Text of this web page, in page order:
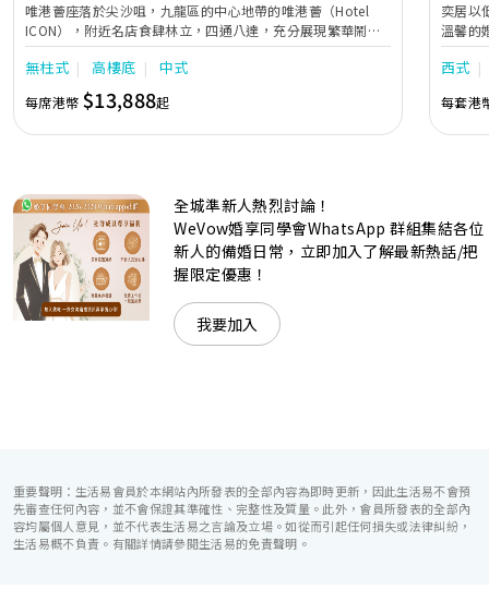
唯港薈座落於尖沙咀，九龍區的中心地帶的唯港薈（Hotel
ICON），附近名店食肆林立，四通八達，充分展現繁華鬧巿
中的活力個性，成為一眾準新人舉辦婚宴的熱門之選。專業團
隊由策劃統籌至所有婚宴每個細節，唯港薈都力臻完美，保證
讓您留下獨特的醉人回憶。 擁有時尚高樓頂的Silverbox宴會
廳，配置了全套先進的視聽影音及燈光設備配套，並採用極富
現代時尚感的水晶玻璃燈，演繹出與別不同的經典神韻。不論
準新人的個性及預算﹔保證為您打造夢寐以求的特別日子，令
賓客永誌難忘！
無柱式 高樓底 中式
每席港幣 $13,888起
奕居以
溫馨的
團隊會
西式
每套港
全城準新人熱烈討論！
WeVow婚享同學會WhatsApp 群組集結各位
新人的備婚日常，立即加入了解最新熱話/把
握限定優惠！
我要加入
重要聲明：生活易會員於本網站內所發表的全部內容為即時更新，因此生活易不會預
先審查任何內容，並不會保證其準確性、完整性及質量。此外，會員所發表的全部內
容均屬個人意見，並不代表生活易之言論及立場。如從而引起任何損失或法律糾紛，
生活易概不負責。有關詳情請參閱生活易的免責聲明。